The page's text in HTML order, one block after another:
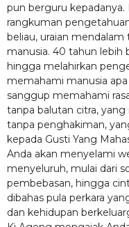
pun berguru kepadanya.
rangkuman
beliau, uraian
manusia. 40 tahun lebih
hingga melahirkan
memahami manusia
sanggup memahami
tanpa balutan citra,
tanpa penghakiman,
kepada Gusti Yang
Anda akan menyelami
menyeluruh, mulai dari
pembebasan, hingga
dibahas pula perkara
dan kehidupan